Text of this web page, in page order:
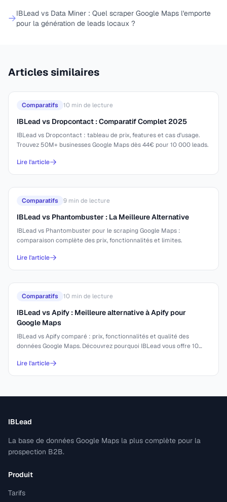
IBLead vs Data Miner : Quel scraper Google Maps l'emporte
pour la génération de leads locaux ?
Articles similaires
Comparatifs 10 min de lecture
IBLead vs Dropcontact : Comparatif Complet 2025
IBLead vs Dropcontact : tableau de prix, features et cas d'usage.
Trouvez 50M+ businesses Google Maps dès 44€ pour 10 000 leads.
Lire l'article
Comparatifs 9 min de lecture
IBLead vs Phantombuster : La Meilleure Alternative
IBLead vs Phantombuster pour le scraping Google Maps :
comparaison complète des prix, fonctionnalités et limites.
Lire l'article
Comparatifs 10 min de lecture
IBLead vs Apify : Meilleure alternative à Apify pour
Google Maps
IBLead vs Apify comparé : prix, fonctionnalités et qualité des
données Google Maps. Découvrez pourquoi IBLead vous offre 10
Lire l'article
IBLead
La base de données Google Maps la plus complète pour la
prospection B2B.
Produit
Tarifs